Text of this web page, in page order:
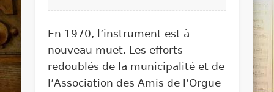
En 1970, l’instrument est à
nouveau muet. Les efforts
redoublés de la municipalité et de
l’Association des Amis de l’Orgue